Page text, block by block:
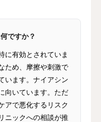
ですか？
に有効とされていま
ため、摩擦や刺激で
います。ナイアシン
向いています。ただ
アで悪化するリスク
ニックへの相談が推